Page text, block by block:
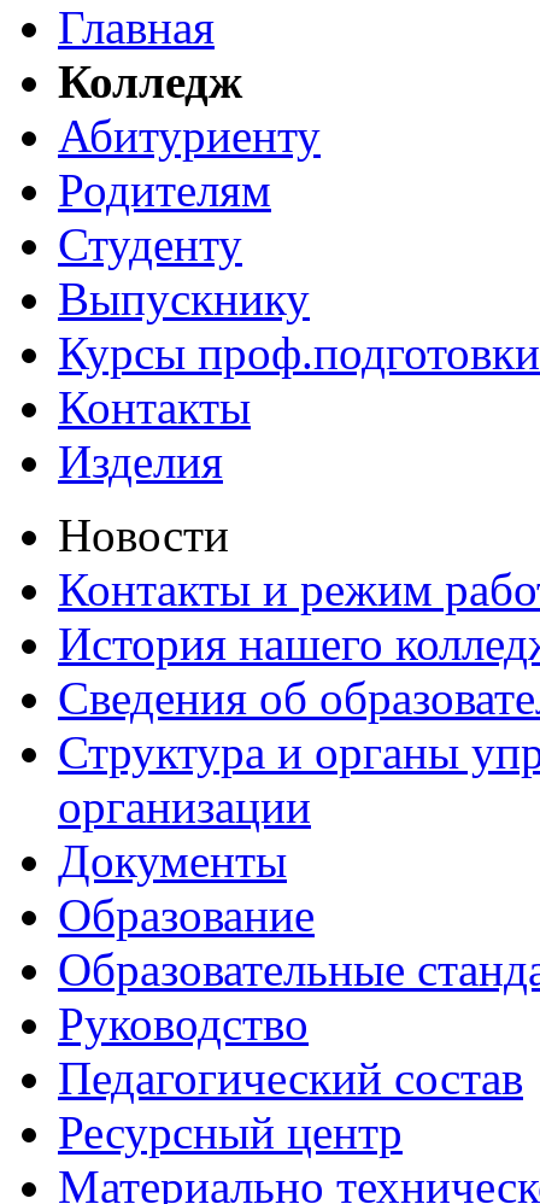
Главная
Колледж
Абитуриенту
Родителям
Студенту
Выпускнику
Курсы проф.подготовки
Контакты
Изделия
Новости
Контакты и режим
История нашего
Сведения об
Структура и органы
организации
Документы
Образование
Образовательные
Руководство
Педагогический состав
Ресурсный центр
Материально